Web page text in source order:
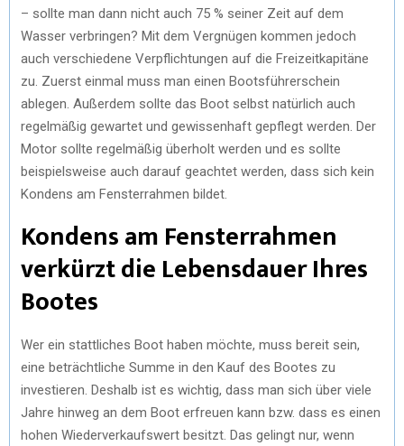
– sollte man dann nicht auch 75 % seiner Zeit auf dem
Wasser verbringen? Mit dem Vergnügen kommen jedoch
auch verschiedene Verpflichtungen auf die Freizeitkapitäne
zu. Zuerst einmal muss man einen Bootsführerschein
ablegen. Außerdem sollte das Boot selbst natürlich auch
regelmäßig gewartet und gewissenhaft gepflegt werden. Der
Motor sollte regelmäßig überholt werden und es sollte
beispielsweise auch darauf geachtet werden, dass sich kein
Kondens am Fensterrahmen bildet.
Kondens am Fensterrahmen
verkürzt die Lebensdauer Ihres
Bootes
Wer ein stattliches Boot haben möchte, muss bereit sein,
eine beträchtliche Summe in den Kauf des Bootes zu
investieren. Deshalb ist es wichtig, dass man sich über viele
Jahre hinweg an dem Boot erfreuen kann bzw. dass es einen
hohen Wiederverkaufswert besitzt. Das gelingt nur, wenn